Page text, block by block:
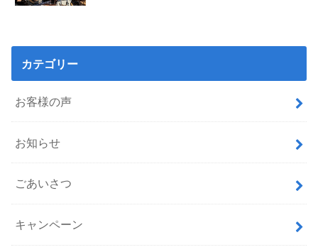
カテゴリー
お客様の声
お知らせ
ごあいさつ
キャンペーン